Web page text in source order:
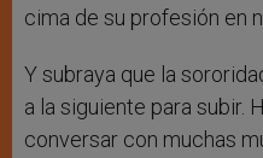
cima de su profesión en
Y subraya que la
a la siguiente para subir.
conversar con muchas